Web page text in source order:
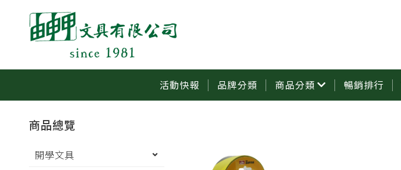
活動快報 品牌分類 商品分類 暢銷排行
商品總覽
開學文具